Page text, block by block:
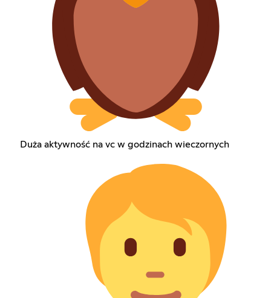
Duża aktywność na vc w godzinach wieczornych